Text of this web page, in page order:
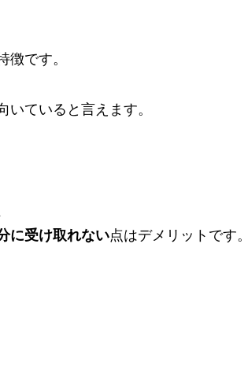
徴です。
いていると言えます。
に受け取れない点はデメリットです。